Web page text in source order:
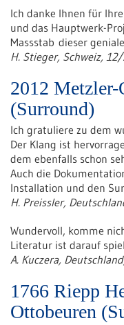
Ich danke Ihnen für
und das Hauptwerk-
Massstab dieser
H. Stieger, Schweiz,
2012
(Surround)
Ich gratuliere zu dem
Der Klang ist
dem ebenfalls schon
Auch die
Installation und den
H. Preissler,
Wundervoll, komme
Literatur ist darauf
A. Kuczera,
1766 Riepp
Ottobeuren